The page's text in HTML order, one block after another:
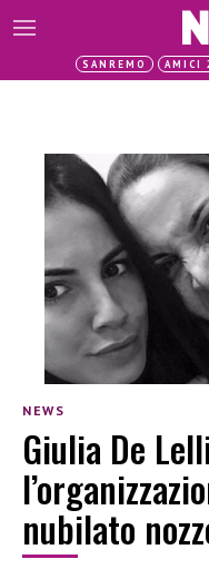
SANREMO AMICI
NEWS
Giulia De
nubilato